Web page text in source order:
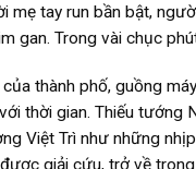
mẹ tay run bần bật,
gan. Trong vài chục
thành phố, guồng
thời gian. Thiếu tướng
Việt Trì như những
giải cứu, trở về